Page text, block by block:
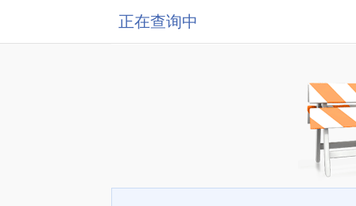
正在查询中